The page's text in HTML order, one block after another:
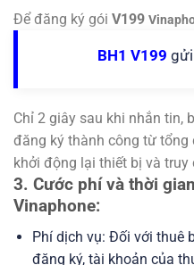
Để đăng ký gói V199
BH1 V199 gửi
Chỉ 2 giây sau khi nhắn tin,
đăng ký thành công từ tổng
khởi động lại thiết bị và
3. Cước phí và thời
Vinaphone:
Phí dịch vụ: Đối với thuê
đăng ký, tài khoản của